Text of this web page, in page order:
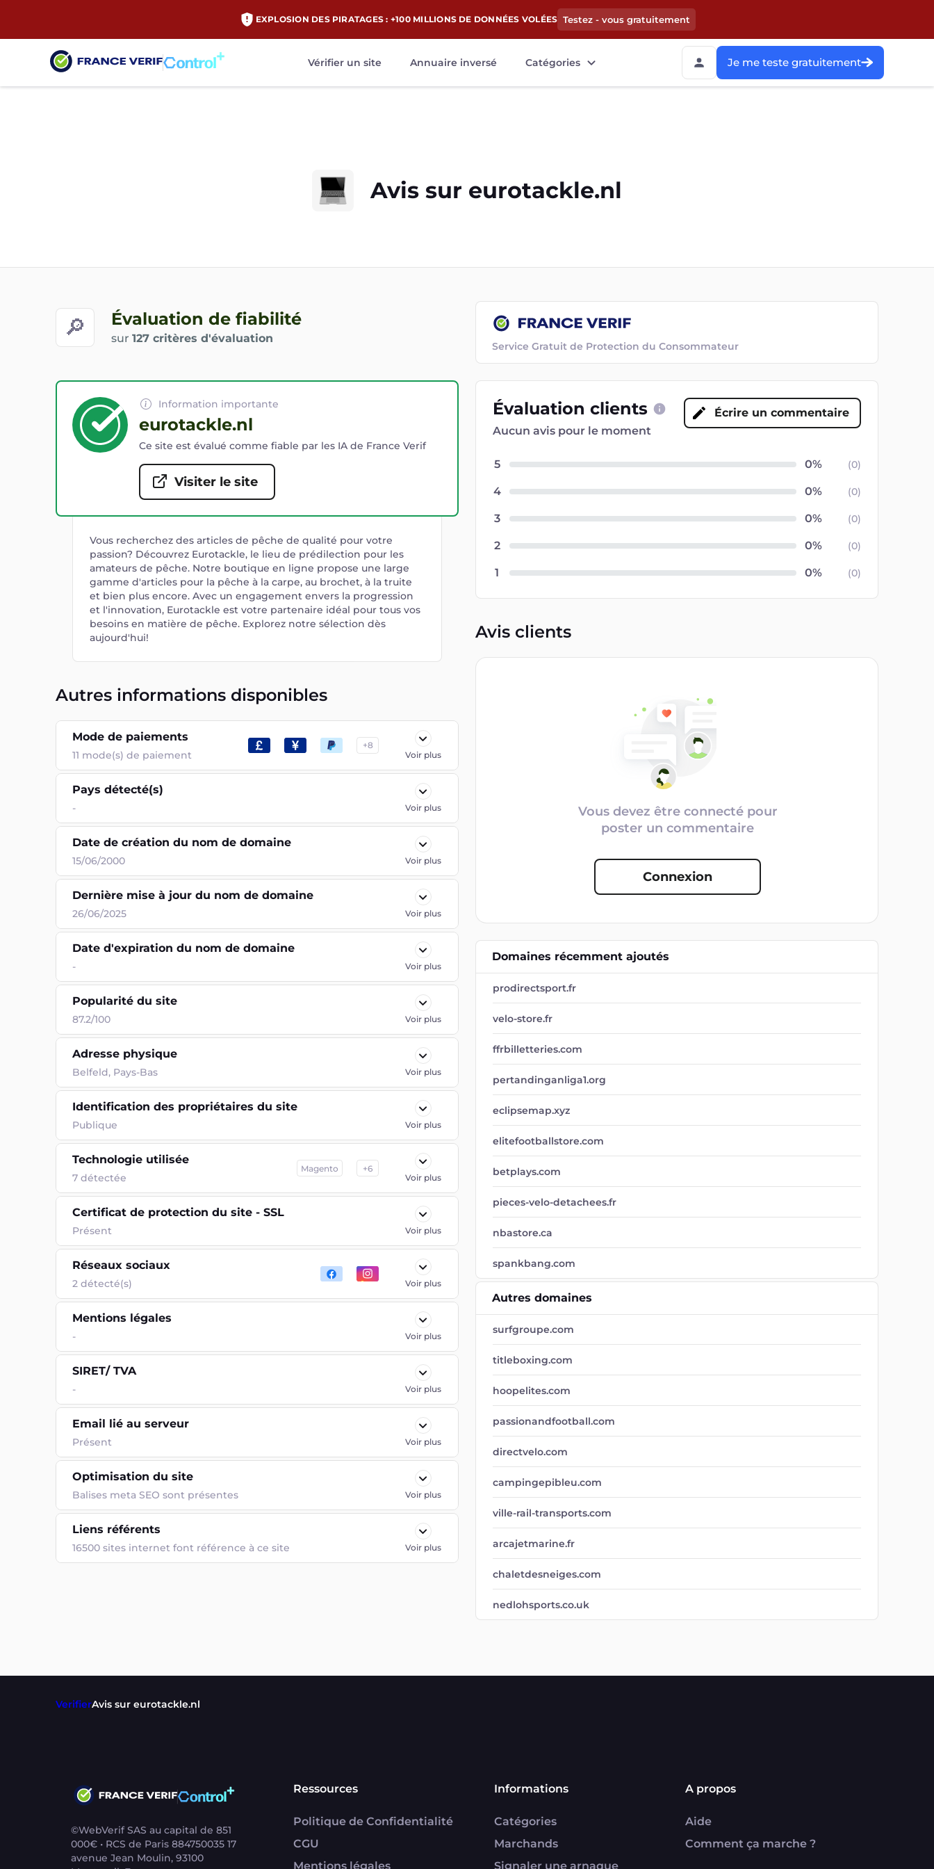
EXPLOSION DES PIRATAGES : +100 MILLIONS DE DONNÉES VOLÉES Testez - vous gratuitement
Vérifier un site Annuaire inversé Catégories Je me teste gratuitement
Avis sur eurotackle.nl
🔎 Évaluation de fiabilité
sur 127 critères d'évaluation
Service Gratuit de Protection du Consommateur
Information importante
eurotackle.nl
Ce site est évalué comme fiable par les IA de France Verif
Visiter le site
Vous recherchez des articles de pêche de qualité pour votre
passion? Découvrez Eurotackle, le lieu de prédilection pour les
amateurs de pêche. Notre boutique en ligne propose une large
gamme d'articles pour la pêche à la carpe, au brochet, à la truite
et bien plus encore. Avec un engagement envers la progression
et l'innovation, Eurotackle est votre partenaire idéal pour tous vos
besoins en matière de pêche. Explorez notre sélection dès
aujourd'hui!
Autres informations disponibles
Mode de paiements
11 mode(s) de paiement
+8
Voir plus
Pays détecté(s)
- Voir plus
Date de création du nom de domaine
15/06/2000 Voir plus
Dernière mise à jour du nom de domaine
26/06/2025 Voir plus
Date d'expiration du nom de domaine
- Voir plus
Popularité du site
87.2/100 Voir plus
Adresse physique
Belfeld, Pays-Bas Voir plus
Identification des propriétaires du site
Publique Voir plus
Technologie utilisée
7 détectée
Magento +6
Voir plus
Certificat de protection du site - SSL
Présent Voir plus
Réseaux sociaux
2 détecté(s) Voir plus
Mentions légales
- Voir plus
SIRET/ TVA
- Voir plus
Email lié au serveur
Présent Voir plus
Optimisation du site
Balises meta SEO sont présentes Voir plus
Liens référents
16500 sites internet font référence à ce site Voir plus
Évaluation clients
Aucun avis pour le moment
Écrire un commentaire
5 (0)
4 (0)
3 (0)
2 (0)
1 (0)
Avis clients
Vous devez être connecté pour
poster un commentaire
Connexion
Domaines récemment ajoutés
prodirectsport.fr
velo-store.fr
ffrbilletteries.com
pertandinganliga1.org
eclipsemap.xyz
elitefootballstore.com
betplays.com
pieces-velo-detachees.fr
nbastore.ca
spankbang.com
Autres domaines
surfgroupe.com
titleboxing.com
hoopelites.com
passionandfootball.com
directvelo.com
campingepibleu.com
ville-rail-transports.com
arcajetmarine.fr
chaletdesneiges.com
nedlohsports.co.uk
VerifierAvis sur eurotackle.nl
©WebVerif SAS au capital de 851
000€ • RCS de Paris 884750035 17
avenue Jean Moulin, 93100
Ressources
Politique de Confidentialité
CGU
Mentions légales
Informations
Catégories
Marchands
Signaler une arnaque
A propos
Aide
Comment ça marche ?